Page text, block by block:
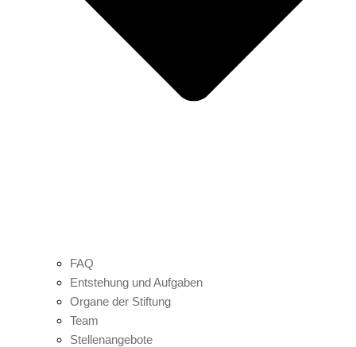
FAQ
Entstehung und Aufgaben
Organe der Stiftung
Team
Stellenangebote